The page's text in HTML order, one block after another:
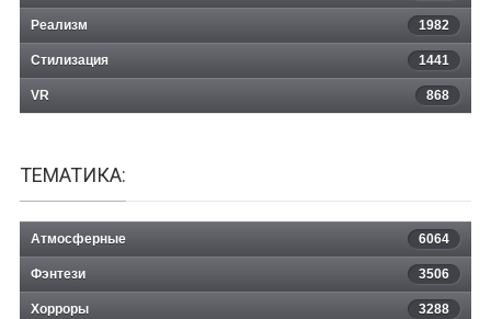
Реализм 1982
Стилизация 1441
VR 868
ТЕМАТИКА:
Атмосферные 6064
Фэнтези 3506
Хорроры 3288